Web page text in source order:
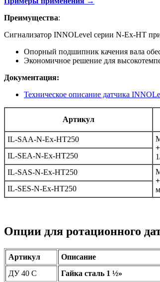
Преимущества:
Cигнализатор INNOLevel серии N-Ex-HT
Опорный подшипник качения вала
Экономичное решение для
Документация:
Техническое описание датчика
Артикул
IL-SAA-N-Ex-HT250
IL-SEA-N-Ex-HT250
IL-SAS-N-Ex-HT250
IL-SES-N-Ex-HT250
Опции для ротационного
Артикул Описание
ДУ 40 С
Гайка сталь 1 ½»